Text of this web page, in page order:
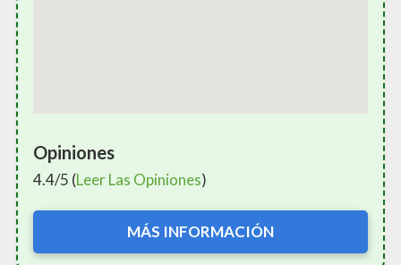
Opiniones
4.4/5 (Leer Las Opiniones)
MÁS INFORMACIÓN